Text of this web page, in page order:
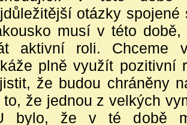
otázky
musí v této
aktivní roli. Chceme
plně využít pozitivní
že budou chráněny
to, že jednou z velkých
bylo, že v té době